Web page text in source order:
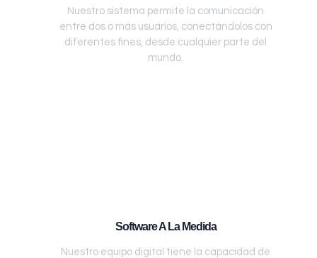
Nuestro sistema permite la comunicación
entre dos o más usuarios, conectándolos con
diferentes fines, desde cualquier parte del
mundo.
Software A La Medida
Nuestro equipo digital tiene la capacidad de